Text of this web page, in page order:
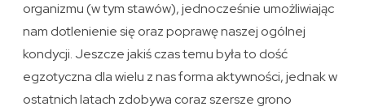
organizmu (w tym stawów), jednocześnie umożliwiając
nam dotlenienie się oraz poprawę naszej ogólnej
kondycji. Jeszcze jakiś czas temu była to dość
egzotyczna dla wielu z nas forma aktywności, jednak w
ostatnich latach zdobywa coraz szersze grono